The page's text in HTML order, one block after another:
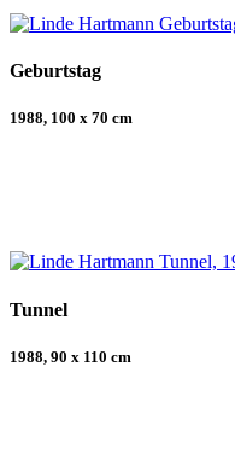
Geburtstag
1988, 100 x 70 cm
Tunnel
1988, 90 x 110 cm